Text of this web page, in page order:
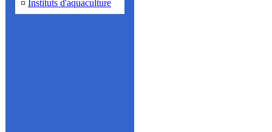
¤ Instituts d'aquaculture